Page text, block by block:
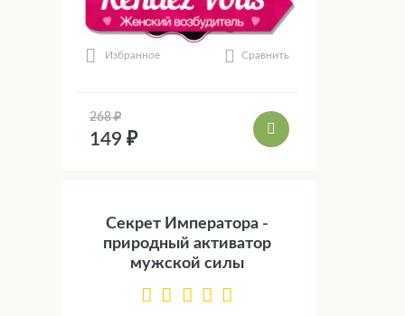
Избранное Сравнить
268 ₽
149 ₽
Секрет Императора -
природный активатор
мужской силы